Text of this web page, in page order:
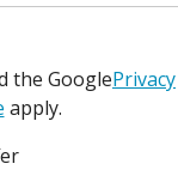
the GooglePrivacy
apply.